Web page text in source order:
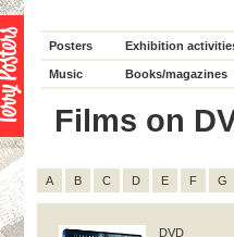
Posters Exhibition
Music Books/magazines
Films on
A B C D E F G
DVD